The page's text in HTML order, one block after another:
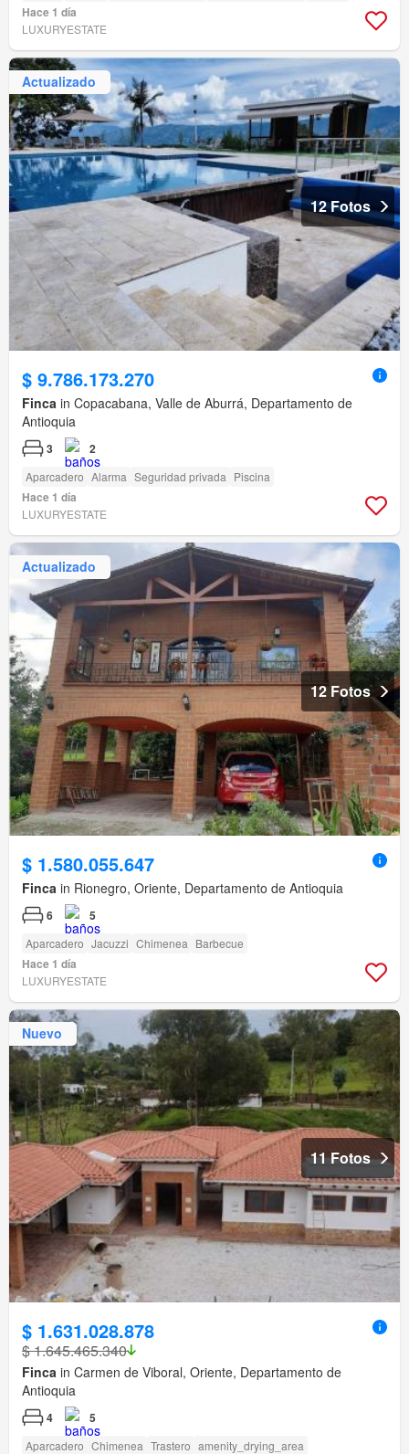
Hace 1 día
LUXURYESTATE
Actualizado
12 Fotos
$ 9.786.173.270
Finca in Copacabana, Valle de Aburrá, Departamento de
Antioquia
3 2
Aparcadero Alarma Seguridad privada Piscina
Hace 1 día
LUXURYESTATE
Actualizado
12 Fotos
$ 1.580.055.647
Finca in Rionegro, Oriente, Departamento de Antioquia
6 5
Aparcadero Jacuzzi Chimenea Barbecue
Hace 1 día
LUXURYESTATE
Nuevo
11 Fotos
$ 1.631.028.878
$ 1.645.465.340
Finca in Carmen de Viboral, Oriente, Departamento de
Antioquia
4 5
Aparcadero Chimenea Trastero amenity_drying_area